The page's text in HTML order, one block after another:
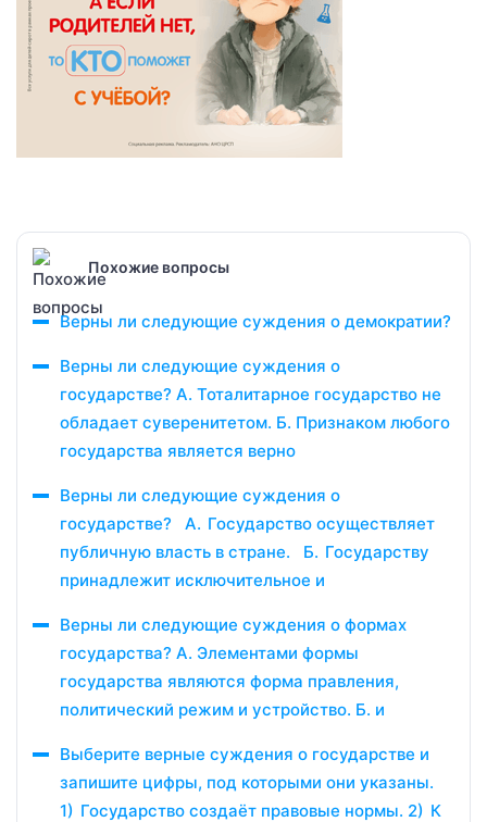
Похожие вопросы
Верны ли следующие суждения о демократии?
Верны ли следующие суждения о
государстве? А. Тоталитарное государство не
обладает суверенитетом. Б. Признаком любого
государства является верно
Верны ли следующие суждения о
государстве? А. Государство осуществляет
публичную власть в стране. Б. Государству
принадлежит исключительное и
Верны ли следующие суждения о формах
государства? А. Элементами формы
государства являются форма правления,
политический режим и устройство. Б. и
Выберите верные суждения о государстве и
запишите цифры, под которыми они указаны.
1) Государство создаёт правовые нормы. 2) К